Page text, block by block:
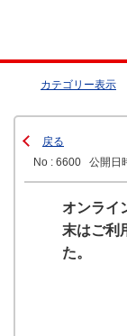
カテゴリー表示
戻る
No : 6600
公開日
オンライ
末はご利
た。